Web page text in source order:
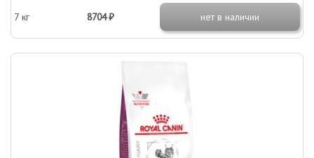
7 кг 8704 ₽ нет в наличии